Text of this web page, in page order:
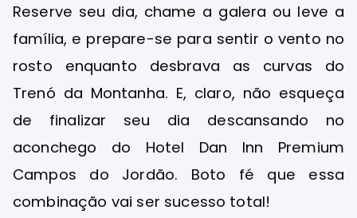
Reserve seu dia, chame a galera ou leve a
família, e prepare-se para sentir o vento no
rosto enquanto desbrava as curvas do
Trenó da Montanha. E, claro, não esqueça
de finalizar seu dia descansando no
aconchego do Hotel Dan Inn Premium
Campos do Jordão. Boto fé que essa
combinação vai ser sucesso total!